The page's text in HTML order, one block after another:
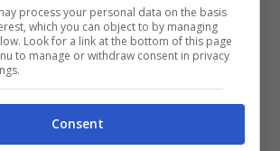
all’Arena Puccini: fino al
all’Arena Puccini di Bologna,
process your personal data on the basis
which you can object to by managing
Look for a link at the bottom of this page
to manage or withdraw consent in privacy
Consent